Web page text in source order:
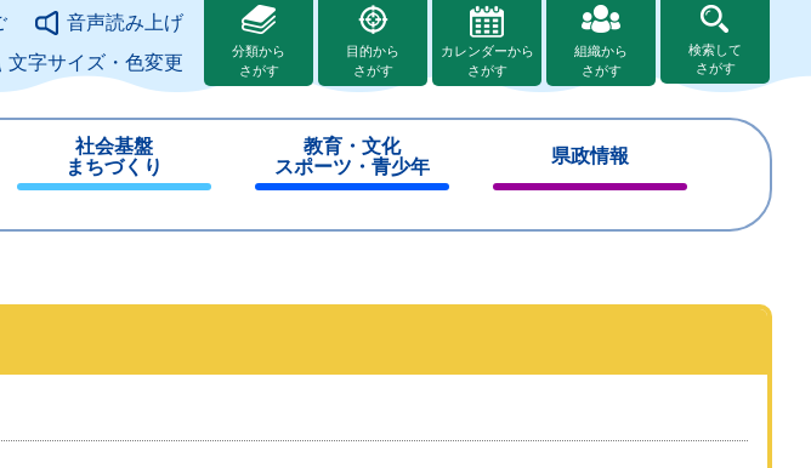
の本文へ音声読み上げ
文字サイズ・色変更
分類から
さがす
目的から
さがす
カレンダーから
さがす
組織から
さがす
検索して
さがす
社会基盤
まちづくり
じ
教育・文化
スポーツ・青少年
じ
県政情報
じ